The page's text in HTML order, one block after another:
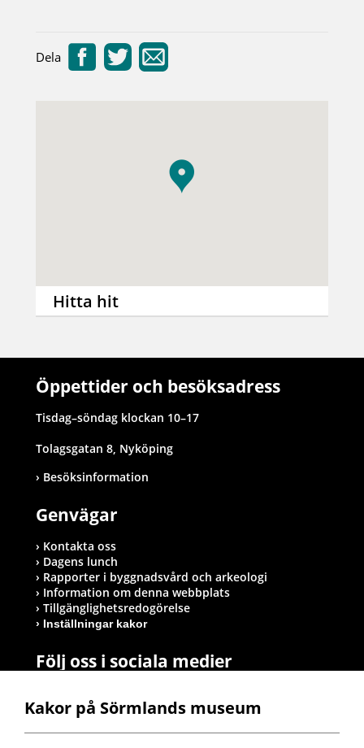
Dela
Hitta hit
Öppettider och besöksadress
Tisdag–söndag klockan 10–17
Tolagsgatan 8, Nyköping
Besöksinformation
Genvägar
Kontakta oss
Dagens lunch
Rapporter i byggnadsvård och arkeologi
Information om denna webbplats
Tillgänglighetsredogörelse
Inställningar kakor
Följ oss i sociala medier
Postadress
Kakor på Sörmlands museum